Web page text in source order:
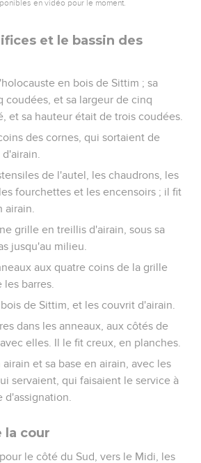
en vidéo pour le moment.
et le bassin des
en bois de Sittim ; sa
coudées, et sa largeur de cinq
et sa hauteur était de trois coudées.
des cornes, qui sortaient de
de l'autel, les chaudrons, les
fourchettes et les encensoirs ; il fit
airain.
grille en treillis d'airain, sous sa
jusqu'au milieu.
aux quatre coins de la grille
barres.
de Sittim, et les couvrit d'airain.
dans les anneaux, aux côtés de
elles. Il le fit creux, en planches.
et sa base en airain, avec les
servaient, qui faisaient le service à
la cour
le côté du Sud, vers le Midi, les